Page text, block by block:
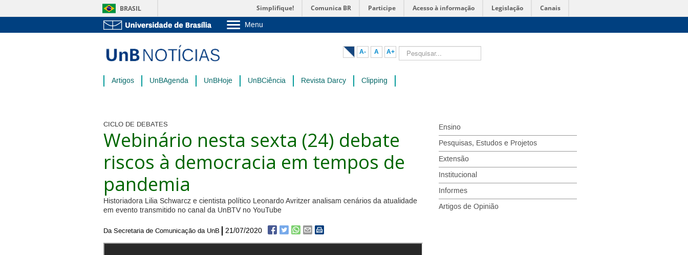
BRASIL Simplifique! Comunica BR Participe Acesso à informação Legislação Canais
Menu
Pós-Graduação
Administração
A- A A+ Pesquisar...
Artigos UnBAgenda UnBHoje UnBCiência Revista Darcy Clipping
CICLO DE DEBATES
Webinário nesta sexta (24) debate
riscos à democracia em tempos de
pandemia
Historiadora Lilia Schwarcz e cientista político Leonardo Avritzer analisam cenários da atualidade
em evento transmitido no canal da UnBTV no YouTube
Da Secretaria de Comunicação da UnB 21/07/2020
Ensino
Pesquisas, Estudos e Projetos
Extensão
Institucional
Informes
Artigos de Opinião